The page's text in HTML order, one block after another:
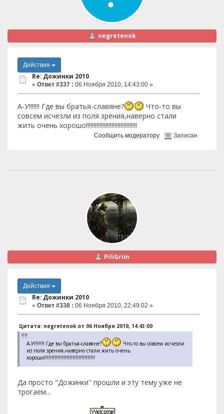
negretenok
Действия
Re: Дожинки 2010
« Ответ #337 : 06 Ноября 2010, 14:43:00 »
А-У!!!!!!! Где вы братья-славяне?
Что-то вы
совсем исчезли из поля зрения,наверно стали
жить очень хорошо!!!!!!!!!!!!!!!!!!!!!!!!!!!!!!!!!!
Сообщить модератору Записан
PiliGrim
Действия
Re: Дожинки 2010
« Ответ #338 : 06 Ноября 2010, 22:49:02 »
Цитата: negretenok от 06 Ноября 2010, 14:43:00
А-У!!!!!!! Где вы братья-славяне?
Что-то вы совсем исчезли
из поля зрения,наверно стали жить очень
хорошо!!!!!!!!!!!!!!!!!!!!!!!!!!!!!!!!!!
Да просто "Дожинки" прошли и эту тему уже не
трогаем...